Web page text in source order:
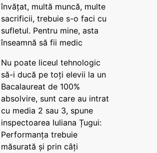
învățat, multă muncă, multe
sacrificii, trebuie s-o faci cu
sufletul. Pentru mine, asta
înseamnă să fii medic
Nu poate liceul tehnologic
să-i ducă pe toți elevii la un
Bacalaureat de 100%
absolvire, sunt care au intrat
cu media 2 sau 3, spune
inspectoarea Iuliana Țugui:
Performanța trebuie
măsurată și prin câți